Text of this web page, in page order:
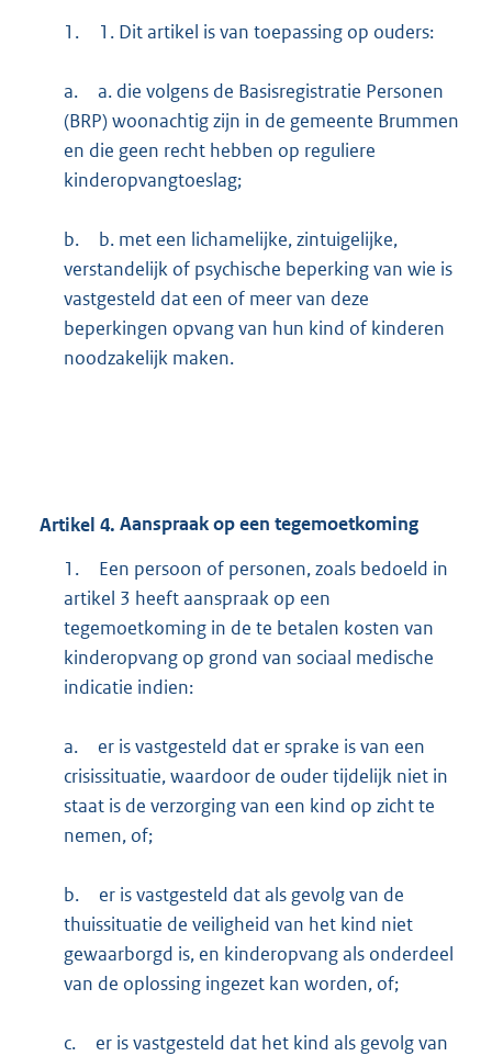
1.
1. Dit artikel is van toepassing op ouders:
a.
a. die volgens de Basisregistratie Personen
(BRP) woonachtig zijn in de gemeente Brummen
en die geen recht hebben op reguliere
kinderopvangtoeslag;
b.
b. met een lichamelijke, zintuigelijke,
verstandelijk of psychische beperking van wie is
vastgesteld dat een of meer van deze
beperkingen opvang van hun kind of kinderen
noodzakelijk maken.
Artikel 4. Aanspraak op een tegemoetkoming
1.
Een persoon of personen, zoals bedoeld in
artikel 3 heeft aanspraak op een
tegemoetkoming in de te betalen kosten van
kinderopvang op grond van sociaal medische
indicatie indien:
a.
er is vastgesteld dat er sprake is van een
crisissituatie, waardoor de ouder tijdelijk niet in
staat is de verzorging van een kind op zicht te
nemen, of;
b.
er is vastgesteld dat als gevolg van de
thuissituatie de veiligheid van het kind niet
gewaarborgd is, en kinderopvang als onderdeel
van de oplossing ingezet kan worden, of;
c.
er is vastgesteld dat het kind als gevolg van